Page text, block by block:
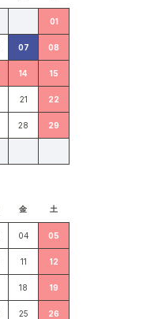
01
07 08
14 15
21 22
28 29
金 土
04 05
11 12
18 19
25 26